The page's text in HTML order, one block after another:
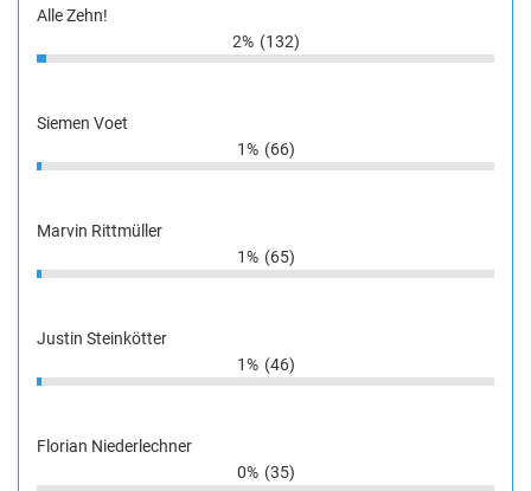
Alle Zehn!
2% (132)
Siemen Voet
1% (66)
Marvin Rittmüller
1% (65)
Justin Steinkötter
1% (46)
Florian Niederlechner
0% (35)